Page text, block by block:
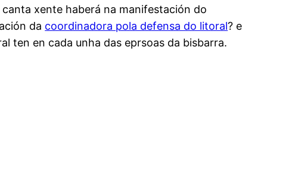
xente haberá na manifestación do
da coordinadora pola defensa do litoral? e
ten en cada unha das eprsoas da bisbarra.